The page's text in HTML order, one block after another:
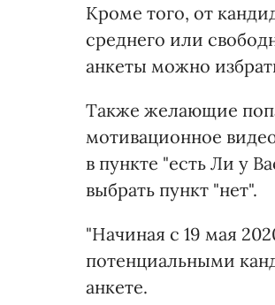
Кроме того, от
среднего или
анкеты можно
Также желающие
мотивационное
в пункте "есть Ли у
выбрать пункт "нет".
"Начиная с 19 мая
потенциальными
анкете.